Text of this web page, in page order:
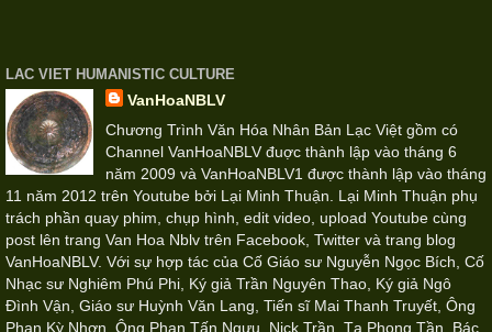
LAC VIET HUMANISTIC CULTURE
VanHoaNBLV
Chương Trình Văn Hóa Nhân Bản Lạc Việt gồm có
Channel VanHoaNBLV đuợc thành lập vào tháng 6
năm 2009 và VanHoaNBLV1 được thành lập vào tháng
11 năm 2012 trên Youtube bởi Lại Minh Thuận. Lại Minh Thuận phụ
trách phần quay phim, chụp hình, edit video, upload Youtube cùng
post lên trang Van Hoa Nblv trên Facebook, Twitter và trang blog
VanHoaNBLV. Với sự hợp tác của Cố Giáo sư Nguyễn Ngọc Bích, Cố
Nhạc sư Nghiêm Phú Phi, Ký giả Trần Nguyên Thao, Ký giả Ngô
Đình Vận, Giáo sư Huỳnh Văn Lang, Tiến sĩ Mai Thanh Truyết, Ông
Phan Kỳ Nhơn, Ông Phan Tấn Ngưu, Nick Trần, Tạ Phong Tần, Bác